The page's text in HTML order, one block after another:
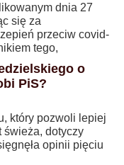
dnia 27
się za
przeciw covid-
tego,
o
PiS?
który pozwoli lepiej
świeża, dotyczy
opinii pięciu